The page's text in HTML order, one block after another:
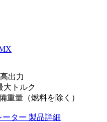
出力
大トルク
重量（燃料を除く）
ーター 製品詳細